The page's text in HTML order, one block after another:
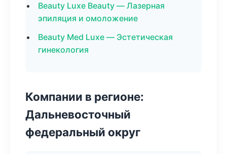
Beauty Luxe Beauty — Лазерная
эпиляция и омоложение
Beauty Med Luxe — Эстетическая
гинекология
Компании в регионе:
Дальневосточный
федеральный округ